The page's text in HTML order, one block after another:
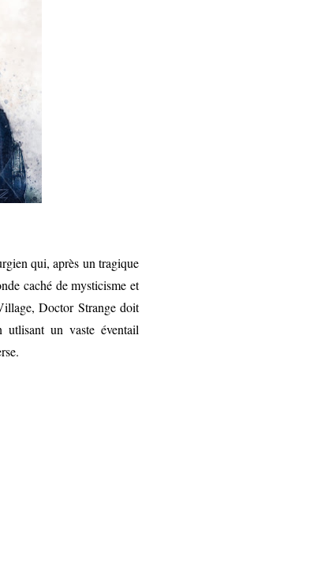
qui, après un tragique
caché de mysticisme et
Doctor Strange doit
un vaste éventail